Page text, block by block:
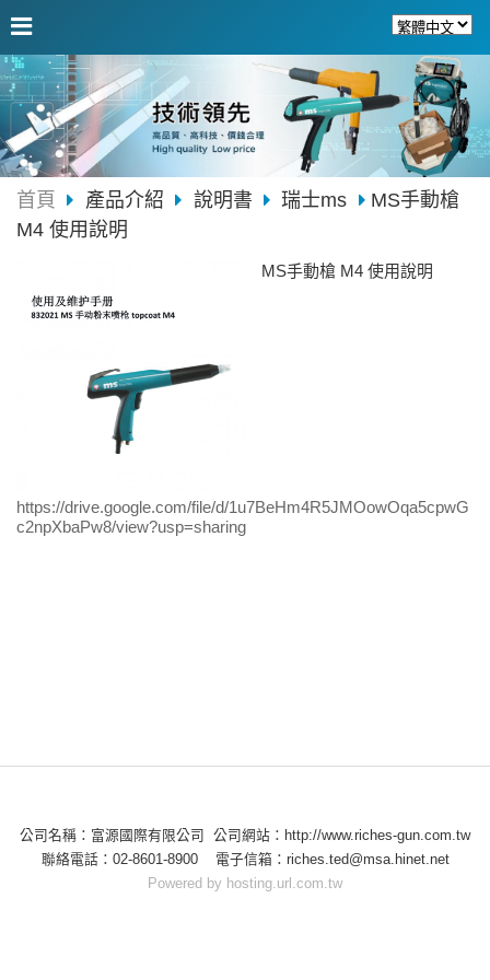
首頁 產品介紹 說明書 瑞士ms
MS手動槍
M4 使用說明
MS手動槍 M4 使用說明
https://drive.google.com/file/d/1u7BeHm4R5JMOowOqa5cpwG
c2npXbaPw8/view?usp=sharing
公司名稱：富源國際有限公司 公司網站：http://www.riches-gun.com.tw
聯絡電話：02-8601-8900 電子信箱：riches.ted@msa.hinet.net
Powered by hosting.url.com.tw